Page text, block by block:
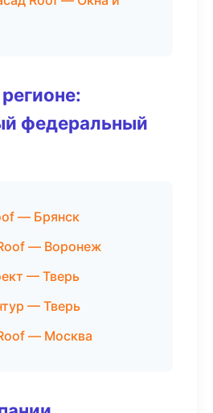
федеральный
— Брянск
— Воронеж
— Тверь
— Тверь
— Москва